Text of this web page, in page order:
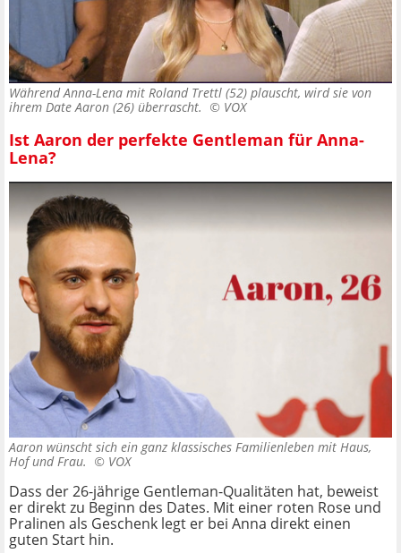
Während Anna-Lena mit Roland Trettl (52) plauscht, wird sie von
ihrem Date Aaron (26) überrascht. © VOX
Ist Aaron der perfekte Gentleman für Anna-
Lena?
Aaron wünscht sich ein ganz klassisches Familienleben mit Haus,
Hof und Frau. © VOX
Dass der 26-jährige Gentleman-Qualitäten hat, beweist
er direkt zu Beginn des Dates. Mit einer roten Rose und
Pralinen als Geschenk legt er bei Anna direkt einen
guten Start hin.